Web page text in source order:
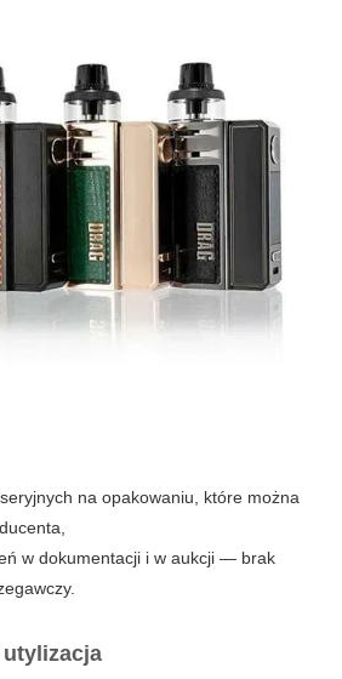
na opakowaniu, które można
w dokumentacji i w aukcji — brak